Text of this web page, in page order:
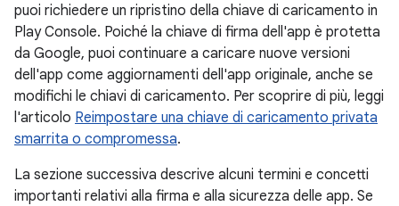
puoi richiedere un ripristino della chiave di caricamento in
Play Console. Poiché la chiave di firma dell'app è protetta
da Google, puoi continuare a caricare nuove versioni
dell'app come aggiornamenti dell'app originale, anche se
modifichi le chiavi di caricamento. Per scoprire di più, leggi
l'articolo Reimpostare una chiave di caricamento privata
smarrita o compromessa.
La sezione successiva descrive alcuni termini e concetti
importanti relativi alla firma e alla sicurezza delle app. Se